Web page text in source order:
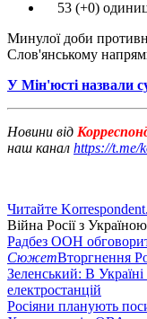
53 (+0)
Минулої доби
Слов'янському
У Мін'юсті назвали
Новини від
наш канал https://t.me/
Читайте
Війна Росії з Україною
Радбез ООН
СюжетВторгнення
Зеленський: В
електростанцій
Росіяни планують